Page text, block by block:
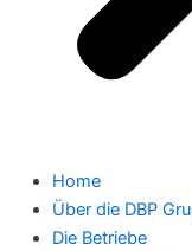
Home
Über die DBP
Die Betriebe